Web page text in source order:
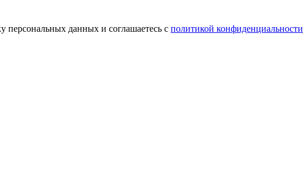
персональных данных и соглашаетесь с политикой конфиденциальности